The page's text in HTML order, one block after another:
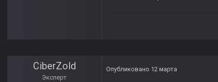
CiberZold
Эксперт
Опубликовано 12 марта